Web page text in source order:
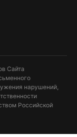
Сайта
нарушений,
Российской